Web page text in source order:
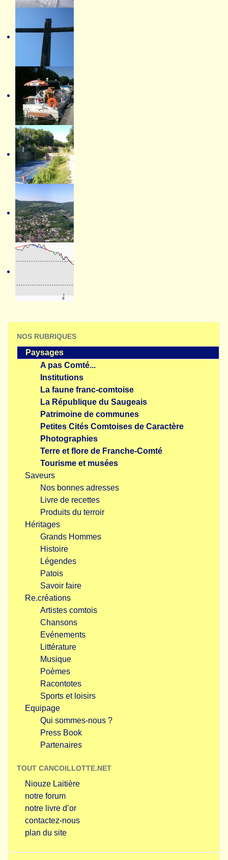
NOS RUBRIQUES
Paysages
A pas Comté...
Institutions
La faune franc-comtoise
La République du Saugeais
Patrimoine de communes
Petites Cités Comtoises de Caractère
Photographies
Terre et flore de Franche-Comté
Tourisme et musées
Saveurs
Nos bonnes adresses
Livre de recettes
Produits du terroir
Héritages
Grands Hommes
Histoire
Légendes
Patois
Savoir faire
Re.créations
Artistes comtois
Chansons
Evénements
Littérature
Musique
Poèmes
Racontotes
Sports et loisirs
Equipage
Qui sommes-nous ?
Press Book
Partenaires
TOUT CANCOILLOTTE.NET
Niouze Laitière
notre forum
notre livre d’or
contactez-nous
plan du site